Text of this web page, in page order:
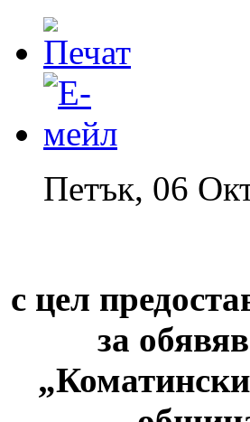
Петък, 06
с цел
за